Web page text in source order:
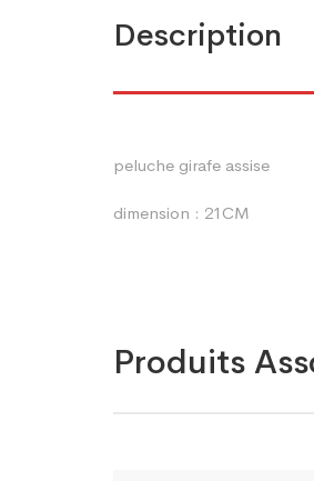
Description
peluche girafe assise
dimension : 21CM
Produits